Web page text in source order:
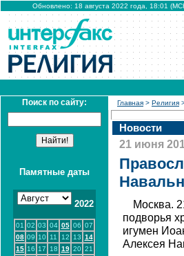
Обновлено: 18 августа 2022 года, 18:01
Поиск по сайту:
Памятные даты
2022
01 02 03 04 05 06 07
08 09 10 11 12 13 14
15 16 17 18 19 20 21
Главная > Религия
Новости
21 июня
Москва.
подворья
игумен
Алексея